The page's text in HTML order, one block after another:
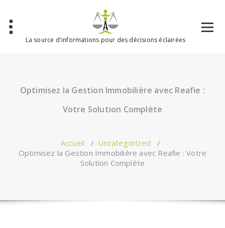
contenu
La source d'informations pour des décisions éclairées
Optimisez la Gestion Immobilière avec Reafie :
Votre Solution Complète
Accueil / Uncategorized /
Optimisez la Gestion Immobilière avec Reafie : Votre
Solution Complète